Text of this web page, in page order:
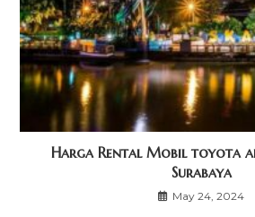
Harga Rental Mobil toyota
Surabaya
May 24, 2024